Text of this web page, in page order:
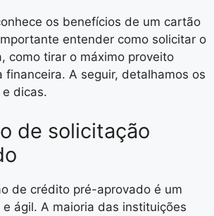
os benefícios de um cartão
entender como solicitar o
como tirar o máximo proveito
financeira. A seguir, detalhamos os
dicas.
de solicitação
de crédito pré-aprovado é um
ágil. A maioria das instituições